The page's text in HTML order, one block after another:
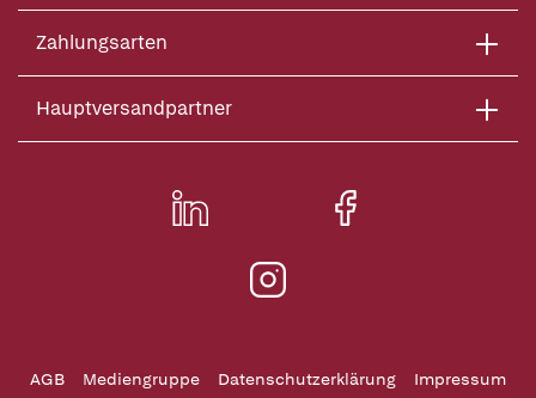
Zahlungsarten
Hauptversandpartner
AGB Mediengruppe Datenschutzerklärung Impressum